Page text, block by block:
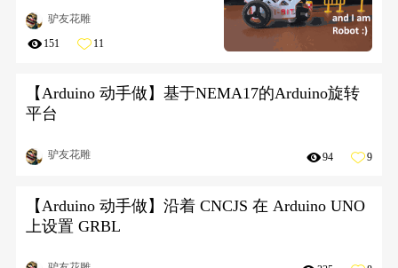
航向控制的BIT esp32 机器
人
驴友花雕
151 11
【Arduino 动手做】基于NEMA17的Arduino旋转
平台
驴友花雕 94 9
【Arduino 动手做】沿着 CNCJS 在 Arduino UNO
上设置 GRBL